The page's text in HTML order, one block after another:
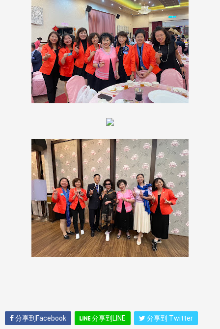
分享到Facebook 分享到LINE 分享到 Twitter